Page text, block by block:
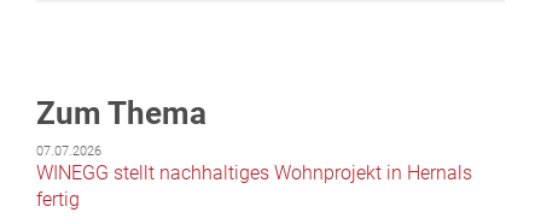
Zum Thema
07.07.2026
WINEGG stellt nachhaltiges Wohnprojekt in Hernals
fertig